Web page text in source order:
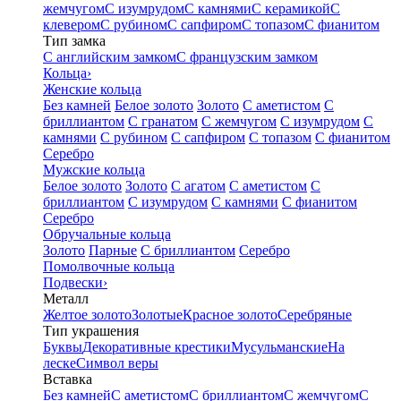
жемчугомС изумрудомС камнямиС керамикойС
клеверомС рубиномС сапфиромС топазомС фианитом
Тип замка
С английским замкомС французским замком
Кольца›
Женские кольца
Без камней Белое золото Золото С аметистом С
бриллиантом С гранатом С жемчугом С изумрудом С
камнями С рубином С сапфиром С топазом С фианитом
Серебро
Мужские кольца
Белое золото Золото С агатом С аметистом С
бриллиантом С изумрудом С камнями С фианитом
Серебро
Обручальные кольца
Золото Парные С бриллиантом Серебро
Помолвочные кольца
Подвески›
Металл
Желтое золотоЗолотыеКрасное золотоСеребряные
Тип украшения
БуквыДекоративные крестикиМусульманскиеНа
лескеСимвол веры
Вставка
Без камнейС аметистомС бриллиантомС жемчугомС